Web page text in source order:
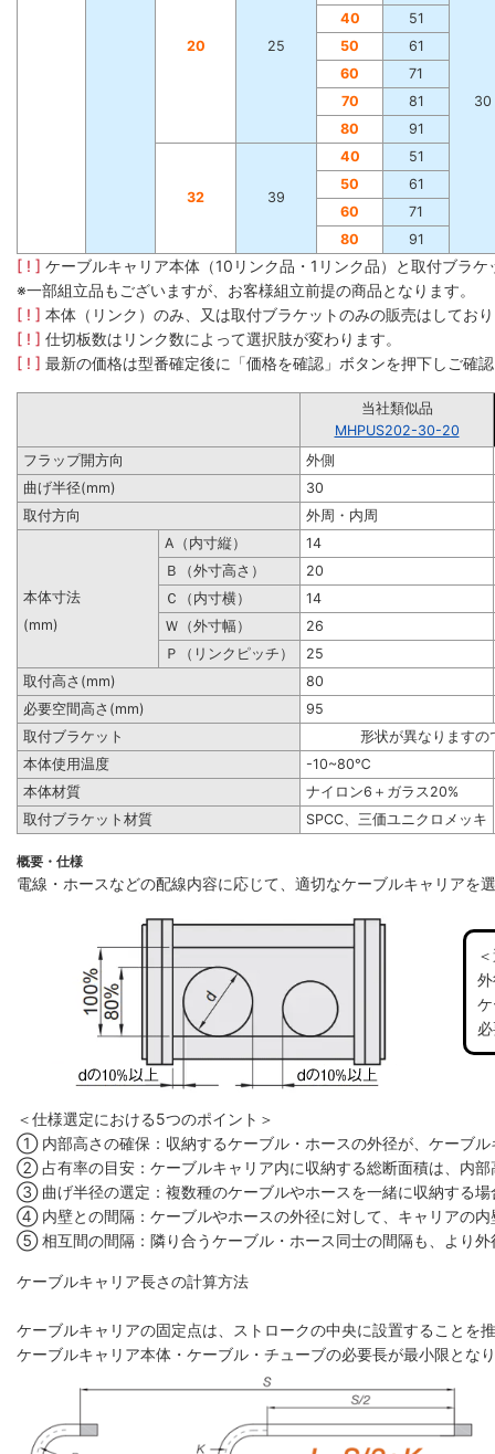
20 25
30
40
51
50
61
60
71
70
81
80
91
32 39
40
51
50
61
60
71
80
91
[ ! ] ケーブルキャリア本体（10リンク品・1リンク品）と取付ブラ
※一部組立品もございますが、お客様組立前提の商品となります。
[ ! ] 本体（リンク）のみ、又は取付ブラケットのみの販売はしてお
[ ! ] 仕切板数はリンク数によって選択肢が変わります。
[ ! ] 最新の価格は型番確定後に「価格を確認」ボタンを押下しご確
当社類似品
MHPUS202-30-20
フラップ開方向
外側
曲げ半径(mm)
30
取付方向
外周・内周
A（内寸縦）
14
Ｂ（外寸高さ）
20
本体寸法
Ｃ（内寸横）
14
(mm)
Ｗ（外寸幅）
26
Ｐ（リンクピッチ）
25
取付高さ(mm)
80
必要空間高さ(mm)
95
取付ブラケット
形状が異なりますの
本体使用温度
-10~80℃
本体材質
ナイロン6＋ガラス20%
取付ブラケット材質
SPCC、三価ユニクロメッキ
概要・仕様
電線・ホースなどの配線内容に応じて、適切なケーブルキャリアを
＜仕様選定における5つのポイント＞
① 内部高さの確保：収納するケーブル・ホースの外径が、ケーブ
② 占有率の目安：ケーブルキャリア内に収納する総断面積は、内
③ 曲げ半径の選定：複数種のケーブルやホースを一緒に収納する
④ 内壁との間隔：ケーブルやホースの外径に対して、キャリアの
⑤ 相互間の間隔：隣り合うケーブル・ホース同士の間隔も、より
ケーブルキャリア長さの計算方法
ケーブルキャリアの固定点は、ストロークの中央に設置することを
ケーブルキャリア本体・ケーブル・チューブの必要長が最小限とな